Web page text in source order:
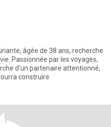
âgée de 38 ans, recherche
Passionnée par les voyages,
d'un partenaire attentionné,
construire